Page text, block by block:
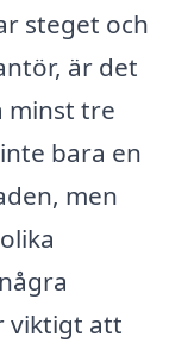
steget och
är det
minst tre
bara en
men
viktigt att